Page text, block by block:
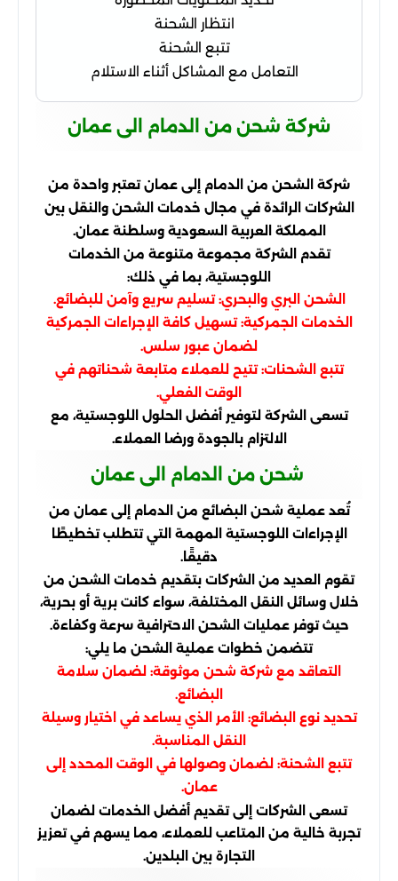
انتظار الشحنة
تتبع الشحنة
التعامل مع المشاكل أثناء الاستلام
شركة شحن من الدمام الى عمان
شركة الشحن من الدمام إلى عمان تعتبر واحدة من
الشركات الرائدة في مجال خدمات الشحن والنقل بين
المملكة العربية السعودية وسلطنة عمان.
تقدم الشركة مجموعة متنوعة من الخدمات
اللوجستية، بما في ذلك:
الشحن البري والبحري: تسليم سريع وآمن للبضائع.
الخدمات الجمركية: تسهيل كافة الإجراءات الجمركية
لضمان عبور سلس.
تتبع الشحنات: تتيح للعملاء متابعة شحناتهم في
الوقت الفعلي.
تسعى الشركة لتوفير أفضل الحلول اللوجستية، مع
الالتزام بالجودة ورضا العملاء.
شحن من الدمام الى عمان
تُعد عملية شحن البضائع من الدمام إلى عمان من
الإجراءات اللوجستية المهمة التي تتطلب تخطيطًا
دقيقًا.
تقوم العديد من الشركات بتقديم خدمات الشحن من
خلال وسائل النقل المختلفة، سواء كانت برية أو بحرية،
حيث توفر عمليات الشحن الاحترافية سرعة وكفاءة.
تتضمن خطوات عملية الشحن ما يلي:
التعاقد مع شركة شحن موثوقة: لضمان سلامة
البضائع.
تحديد نوع البضائع: الأمر الذي يساعد في اختيار وسيلة
النقل المناسبة.
تتبع الشحنة: لضمان وصولها في الوقت المحدد إلى
عمان.
تسعى الشركات إلى تقديم أفضل الخدمات لضمان
تجربة خالية من المتاعب للعملاء، مما يسهم في تعزيز
التجارة بين البلدين.